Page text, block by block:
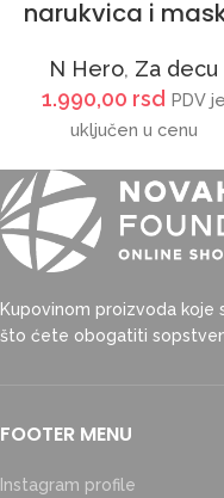
narukvica i
N Hero, Za decu
1.990,00 rsd PDV je
uključen u cenu
Kupovinom proizvoda koje
što ćete obogatiti
FOOTER MENU
Instagram profile